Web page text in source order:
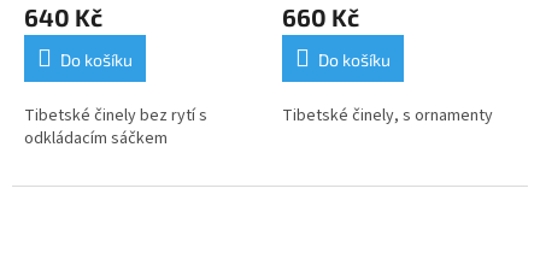
640 Kč
Do košíku
Tibetské činely bez rytí s
odkládacím sáčkem
660 Kč
Do košíku
Tibetské činely, s ornamenty